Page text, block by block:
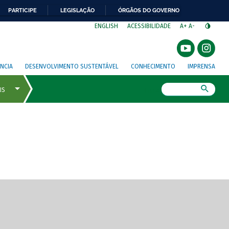
PARTICIPE LEGISLAÇÃO ÓRGÃOS DO GOVERNO
ENGLISH ACESSIBILIDADE A+ A-
DESENVOLVIMENTO SUSTENTÁVEL CONHECIMENTO IMPRENSA
de tela